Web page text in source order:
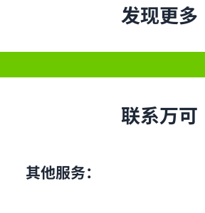
发现更多
联系万可
其他服务：